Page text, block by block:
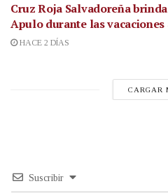
Cruz Roja Salvadoreña
Apulo durante las vacaciones
HACE 2 DÍAS
CARGAR
Suscribir